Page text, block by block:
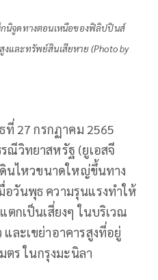
กนิจูดทางตอนเหนือของฟิลิปปินส์
งและทรัพย์สินเสียหาย (Photo by
ที่ 27 กรกฏาคม 2565
ณีวิทยาสหรัฐ (ยูเอสจี
ดินไหวขนาดใหญ่ขึ้นทาง
วันพุธ ความรุนแรงทำให้
ตกเป็นเสี่ยงๆ ในบริเวณ
ละเขย่าอาคารสูงที่อยู่
ตร ในกรุงมะนิลา